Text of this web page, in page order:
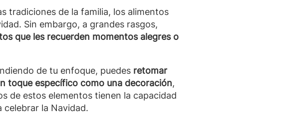
tradiciones de la familia, los alimentos
Sin embargo, a grandes rasgos,
que les recuerden momentos alegres o
de tu enfoque, puedes retomar
toque específico como una decoración,
de estos elementos tienen la capacidad
celebrar la Navidad.